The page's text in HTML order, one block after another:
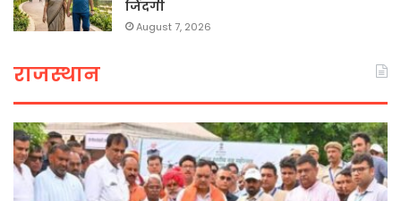
जिंदगी
August 7, 2026
राजस्थान